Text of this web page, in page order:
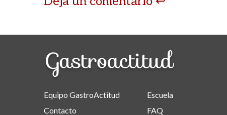
Equipo GastroActitud
Contacto
Escuela
FAQ